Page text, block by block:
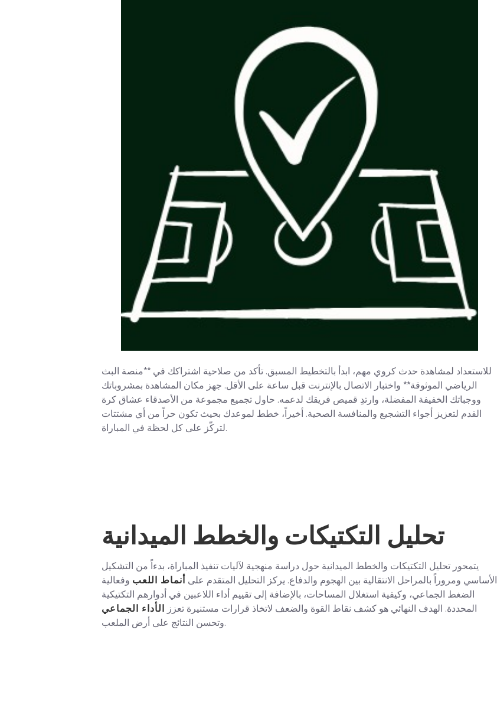
للاستعداد لمشاهدة حدث كروي مهم، ابدأ بالتخطيط المسبق. تأكد من صلاحية اشتراكك في **منصة البث
الرياضي الموثوقة** واختبار الاتصال بالإنترنت قبل ساعة على الأقل. جهز مكان المشاهدة بمشروباتك
ووجباتك الخفيفة المفضلة، وارتدِ قميص فريقك لدعمه. حاول تجميع مجموعة من الأصدقاء عشاق كرة
القدم لتعزيز أجواء التشجيع والمنافسة الصحية. أخيراً، خطط لموعدك بحيث تكون حراً من أي مشتتات
لتركّز على كل لحظة في المباراة.
تحليل التكتيكات والخطط الميدانية
يتمحور تحليل التكتيكات والخطط الميدانية حول دراسة منهجية لآليات تنفيذ المباراة، بدءاً من التشكيل
الأساسي ومروراً بالمراحل الانتقالية بين الهجوم والدفاع. يركز التحليل المتقدم علىأنماط اللعب وفعالية
الضغط الجماعي، وكيفية استغلال المساحات، بالإضافة إلى تقييم أداء اللاعبين في أدوارهم التكتيكية
المحددة. الهدف النهائي هو كشف نقاط القوة والضعف لاتخاذ قرارات مستنيرة تعززالأداء الجماعي
وتحسن النتائج على أرض الملعب.